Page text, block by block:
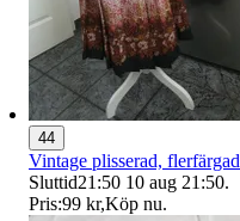
44
Vintage plisserad,
Sluttid21:50 10 aug 21:50.
Pris:99 kr,Köp nu.